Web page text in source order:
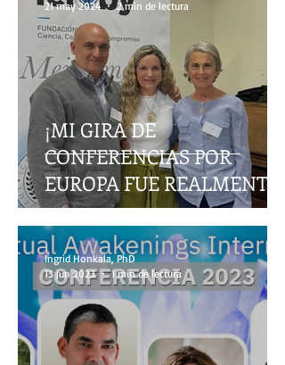
¡MI GIRA DE
CONFERENCIAS POR
EUROPA FUE REALMENTE
INCREÍBLE!
21 may 2024
2 min de lectura
Ingrid Honkala, PhD
13 jun 2023
1 min de lectura